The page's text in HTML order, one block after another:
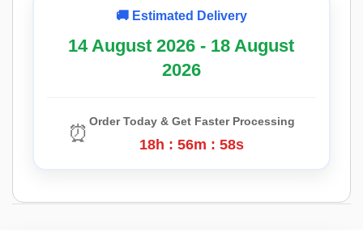
🚚 Estimated Delivery
14 August 2026 - 18 August
2026
⏰
Order Today & Get Faster Processing
18h : 56m : 57s